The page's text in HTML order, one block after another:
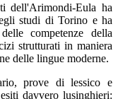
dell'Arimondi-Eula ha
studi di Torino e ha
competenze della
strutturati in maniera
delle lingue moderne.
prove di lessico e
davvero lusinghieri: